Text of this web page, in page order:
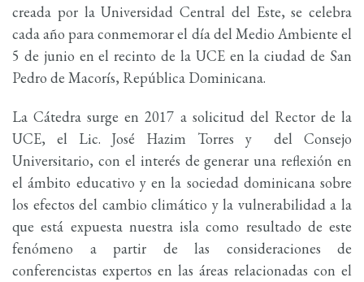
creada por la Universidad Central del Este, se celebra
cada año para conmemorar el día del Medio Ambiente el
5 de junio en el recinto de la UCE en la ciudad de San
Pedro de Macorís, República Dominicana.
La Cátedra surge en 2017 a solicitud del Rector de la
UCE, el Lic. José Hazim Torres y del Consejo
Universitario, con el interés de generar una reflexión en
el ámbito educativo y en la sociedad dominicana sobre
los efectos del cambio climático y la vulnerabilidad a la
que está expuesta nuestra isla como resultado de este
fenómeno a partir de las consideraciones de
conferencistas expertos en las áreas relacionadas con el